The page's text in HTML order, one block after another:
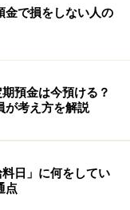
がほとんど付かな
に！
設するのも一
行の口座を開設す
ってもよい金額を
金で損をしない人の
預金は今預ける？
が考え方を解説
日」に何をしてい
点